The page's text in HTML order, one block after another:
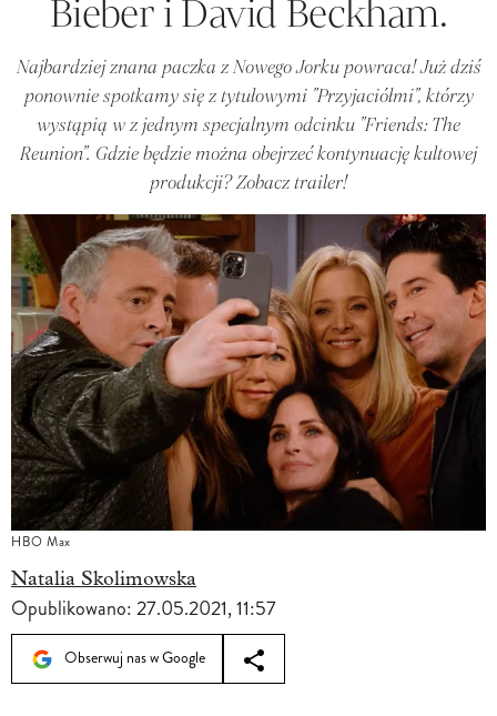
Bieber i David Beckham.
Najbardziej znana paczka z Nowego Jorku powraca! Już dziś
ponownie spotkamy się z tytułowymi "Przyjaciółmi", którzy
wystąpią w z jednym specjalnym odcinku "Friends: The
Reunion". Gdzie będzie można obejrzeć kontynuację kultowej
produkcji? Zobacz trailer!
HBO Max
Natalia Skolimowska
Opublikowano:27.05.2021, 11:57
Obserwuj nas w Google